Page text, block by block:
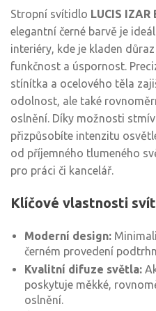
Stropní svítidlo LUCIS IZAR
elegantní černé barvě je
interiéry, kde je kladen
funkčnost a úspornost.
stínítka a ocelového těla
odolnost, ale také
oslnění. Díky možnosti
přizpůsobíte intenzitu
od příjemného tlumeného
pro práci či kancelář.
Klíčové vlastnosti
Moderní design:
černém provedení
Kvalitní difuze světla:
poskytuje měkké,
oslnění.